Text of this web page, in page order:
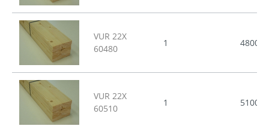
VUR 22X
60480
1 4800
VUR 22X
60510
1 5100